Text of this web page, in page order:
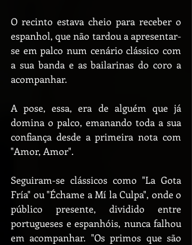
O recinto estava cheio para receber o
espanhol, que não tardou a apresentar-
se em palco num cenário clássico com
a sua banda e as bailarinas do coro a
acompanhar.
A pose, essa, era de alguém que já
domina o palco, emanando toda a sua
confiança desde a primeira nota com
"Amor, Amor".
Seguiram-se clássicos como "La Gota
Fría" ou "Échame a Mí la Culpa", onde o
público presente, dividido entre
portugueses e espanhóis, nunca falhou
em acompanhar. "Os primos que são